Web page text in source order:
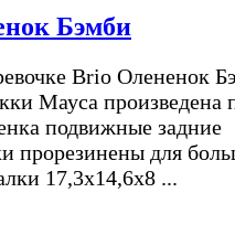
Бэмби
Brio Олененок
Мауса произведена
подвижные задние
прорезинены для
17,3х14,6х8 ...